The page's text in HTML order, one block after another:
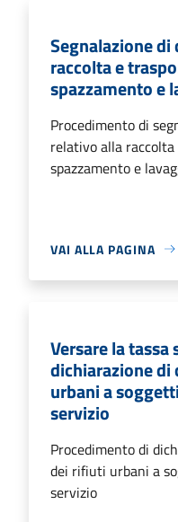
Segnalazione
raccolta e
spazzamento e
Procedimento di
relativo alla
spazzamento e
VAI ALLA PAGINA
Versare la
dichiarazione
urbani a
servizio
Procedimento di
dei rifiuti urbani a
servizio